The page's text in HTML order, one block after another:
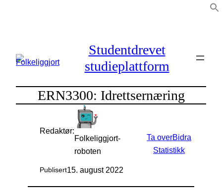
Studentdrevet
studieplattform
ERN3300: Idrettsernæring
Redaktør:
Folkeliggjort-
roboten
Publisert15. august 2022
Ta overBidra
Statistikk